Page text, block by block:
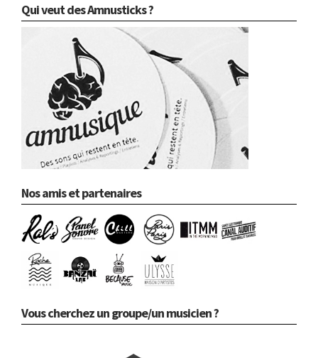
Qui veut des Amnusticks ?
Nos amis et partenaires
Vous cherchez un groupe/un musicien ?